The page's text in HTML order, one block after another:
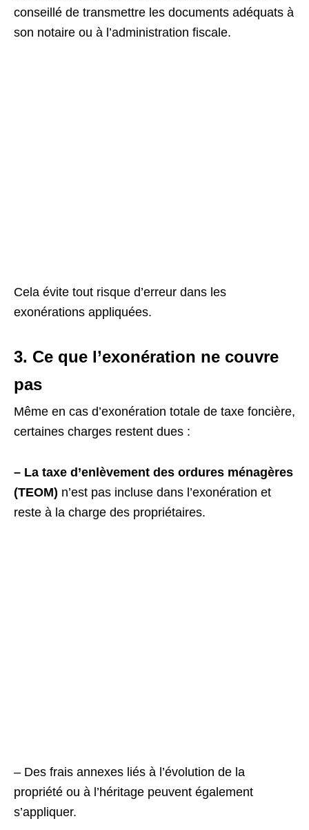
conseillé de transmettre les documents adéquats à
son notaire ou à l’administration fiscale.
Cela évite tout risque d’erreur dans les
exonérations appliquées.
3. Ce que l’exonération ne couvre
pas
Même en cas d’exonération totale de taxe foncière,
certaines charges restent dues :
– La taxe d’enlèvement des ordures ménagères
(TEOM) n’est pas incluse dans l’exonération et
reste à la charge des propriétaires.
– Des frais annexes liés à l’évolution de la
propriété ou à l’héritage peuvent également
s’appliquer.